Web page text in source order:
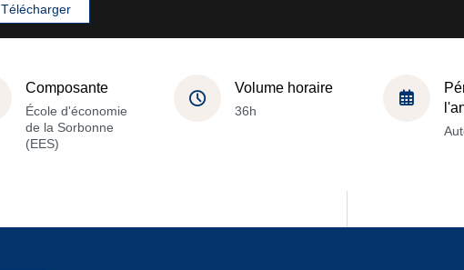
Télécharger
Composante
École d'économie
de la Sorbonne
(EES)
Volume horaire
36h